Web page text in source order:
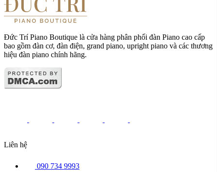
Đức Trí Piano Boutique là cửa hàng phân phối đàn Piano cao cấp
bao gồm đàn cơ, đàn điện, grand piano, upright piano và các thương
hiệu đàn piano chính hãng.
Liên hệ
090 734 9993